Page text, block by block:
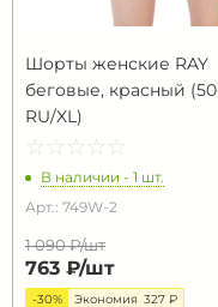
Шорты женские RAY
беговые, красный (50
RU/XL)
☆ ☆ ☆ ☆ ☆
★ ★ ★ ★ ★
В наличии - 1 шт.
Арт.: 749W-2
1 090 ₽/шт
763 ₽/шт
-30% Экономия 327 ₽